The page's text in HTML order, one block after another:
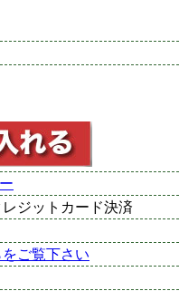
ジットカード決済
をご覧下さい